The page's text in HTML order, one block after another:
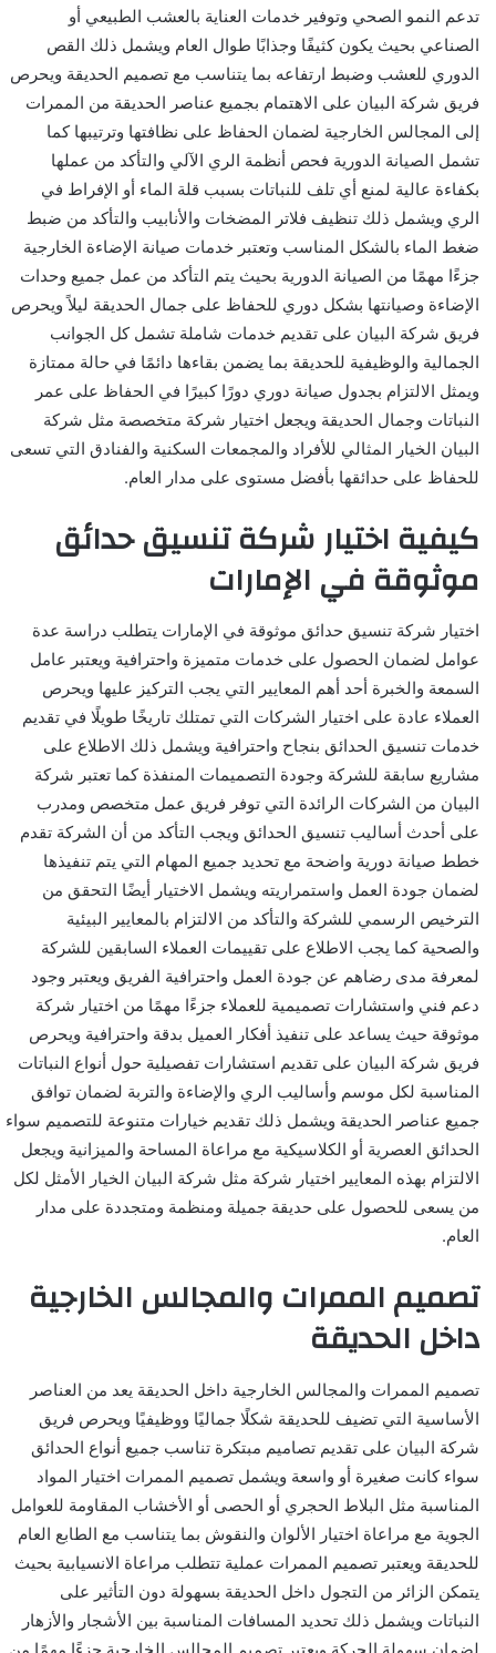
تدعم النمو الصحي وتوفير خدمات العناية بالعشب الطبيعي أو
الصناعي بحيث يكون كثيفًا وجذابًا طوال العام ويشمل ذلك القص
الدوري للعشب وضبط ارتفاعه بما يتناسب مع تصميم الحديقة ويحرص
فريق شركة البيان على الاهتمام بجميع عناصر الحديقة من الممرات
إلى المجالس الخارجية لضمان الحفاظ على نظافتها وترتيبها كما
تشمل الصيانة الدورية فحص أنظمة الري الآلي والتأكد من عملها
بكفاءة عالية لمنع أي تلف للنباتات بسبب قلة الماء أو الإفراط في
الري ويشمل ذلك تنظيف فلاتر المضخات والأنابيب والتأكد من ضبط
ضغط الماء بالشكل المناسب وتعتبر خدمات صيانة الإضاءة الخارجية
جزءًا مهمًا من الصيانة الدورية بحيث يتم التأكد من عمل جميع وحدات
الإضاءة وصيانتها بشكل دوري للحفاظ على جمال الحديقة ليلاً ويحرص
فريق شركة البيان على تقديم خدمات شاملة تشمل كل الجوانب
الجمالية والوظيفية للحديقة بما يضمن بقاءها دائمًا في حالة ممتازة
ويمثل الالتزام بجدول صيانة دوري دورًا كبيرًا في الحفاظ على عمر
النباتات وجمال الحديقة ويجعل اختيار شركة متخصصة مثل شركة
البيان الخيار المثالي للأفراد والمجمعات السكنية والفنادق التي تسعى
للحفاظ على حدائقها بأفضل مستوى على مدار العام.
كيفية اختيار شركة تنسيق حدائق
موثوقة في الإمارات
اختيار شركة تنسيق حدائق موثوقة في الإمارات يتطلب دراسة عدة
عوامل لضمان الحصول على خدمات متميزة واحترافية ويعتبر عامل
السمعة والخبرة أحد أهم المعايير التي يجب التركيز عليها ويحرص
العملاء عادة على اختيار الشركات التي تمتلك تاريخًا طويلًا في تقديم
خدمات تنسيق الحدائق بنجاح واحترافية ويشمل ذلك الاطلاع على
مشاريع سابقة للشركة وجودة التصميمات المنفذة كما تعتبر شركة
البيان من الشركات الرائدة التي توفر فريق عمل متخصص ومدرب
على أحدث أساليب تنسيق الحدائق ويجب التأكد من أن الشركة تقدم
خطط صيانة دورية واضحة مع تحديد جميع المهام التي يتم تنفيذها
لضمان جودة العمل واستمراريته ويشمل الاختيار أيضًا التحقق من
الترخيص الرسمي للشركة والتأكد من الالتزام بالمعايير البيئية
والصحية كما يجب الاطلاع على تقييمات العملاء السابقين للشركة
لمعرفة مدى رضاهم عن جودة العمل واحترافية الفريق ويعتبر وجود
دعم فني واستشارات تصميمية للعملاء جزءًا مهمًا من اختيار شركة
موثوقة حيث يساعد على تنفيذ أفكار العميل بدقة واحترافية ويحرص
فريق شركة البيان على تقديم استشارات تفصيلية حول أنواع النباتات
المناسبة لكل موسم وأساليب الري والإضاءة والتربة لضمان توافق
جميع عناصر الحديقة ويشمل ذلك تقديم خيارات متنوعة للتصميم سواء
الحدائق العصرية أو الكلاسيكية مع مراعاة المساحة والميزانية ويجعل
الالتزام بهذه المعايير اختيار شركة مثل شركة البيان الخيار الأمثل لكل
من يسعى للحصول على حديقة جميلة ومنظمة ومتجددة على مدار
العام.
تصميم الممرات والمجالس الخارجية
داخل الحديقة
تصميم الممرات والمجالس الخارجية داخل الحديقة يعد من العناصر
الأساسية التي تضيف للحديقة شكلًا جماليًا ووظيفيًا ويحرص فريق
شركة البيان على تقديم تصاميم مبتكرة تناسب جميع أنواع الحدائق
سواء كانت صغيرة أو واسعة ويشمل تصميم الممرات اختيار المواد
المناسبة مثل البلاط الحجري أو الحصى أو الأخشاب المقاومة للعوامل
الجوية مع مراعاة اختيار الألوان والنقوش بما يتناسب مع الطابع العام
للحديقة ويعتبر تصميم الممرات عملية تتطلب مراعاة الانسيابية بحيث
يتمكن الزائر من التجول داخل الحديقة بسهولة دون التأثير على
النباتات ويشمل ذلك تحديد المسافات المناسبة بين الأشجار والأزهار